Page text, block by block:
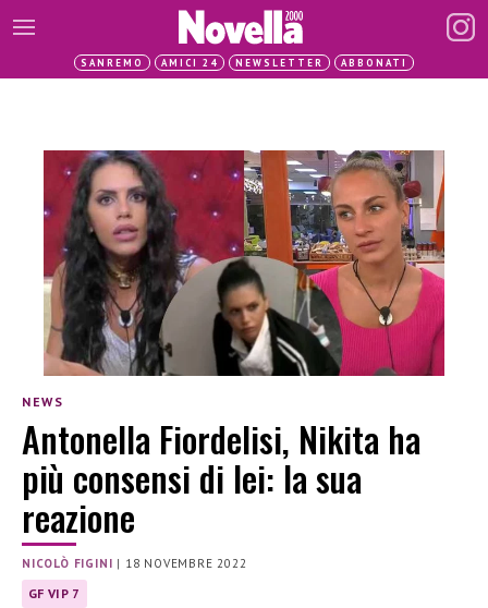
SANREMO AMICI 24 NEWSLETTER ABBONATI
NEWS
Antonella Fiordelisi, Nikita ha
più consensi di lei: la sua
reazione
NICOLÒ FIGINI | 18 NOVEMBRE 2022
GF VIP 7